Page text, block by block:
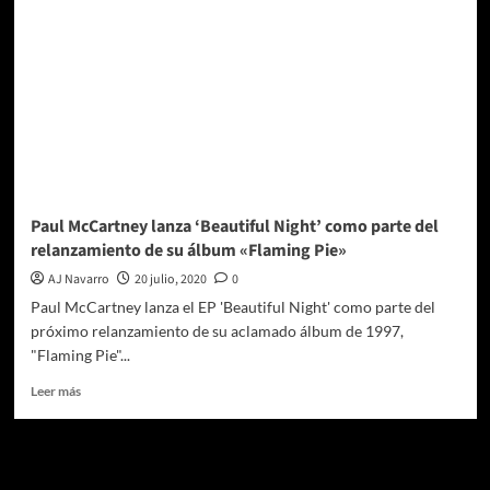
Paul McCartney lanza ‘Beautiful Night’ como parte del
relanzamiento de su álbum «Flaming Pie»
AJ Navarro 20 julio, 2020
0
Paul McCartney lanza el EP 'Beautiful Night' como parte del
próximo relanzamiento de su aclamado álbum de 1997,
"Flaming Pie"...
Leer másLeer